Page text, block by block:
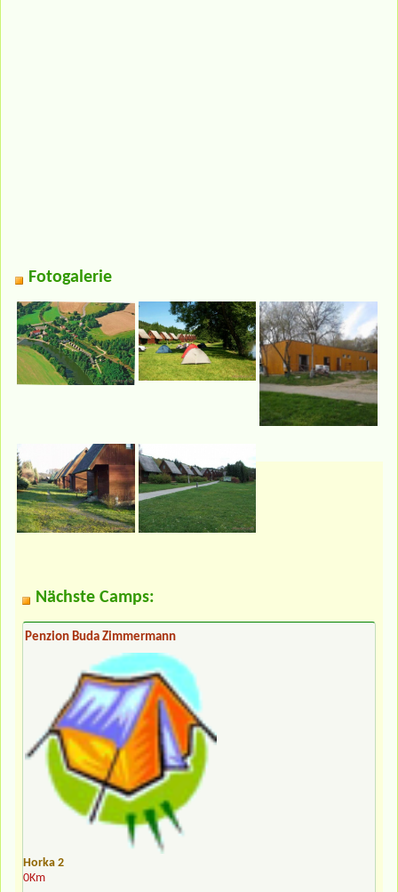
Fotogalerie
Nächste Camps:
Penzion Buda Zimmermann
Horka 2
0Km